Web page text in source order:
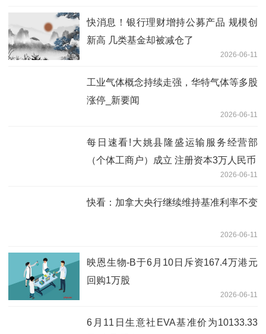
快消息！银行理财增持公募产品 规模创
新高 几类基金却被减仓了
2026-06-11
工业气体概念持续走强，华特气体等多股
涨停_新要闻
2026-06-11
每日速看!大姚县隆盛运输服务经营部
（个体工商户）成立 注册资本3万人民币
2026-06-11
快看：加拿大央行继续维持基准利率不变
2026-06-11
映恩生物-B于6月10日斥资167.4万港元
回购1万股
2026-06-11
6月11日生意社EVA基准价为10133.33